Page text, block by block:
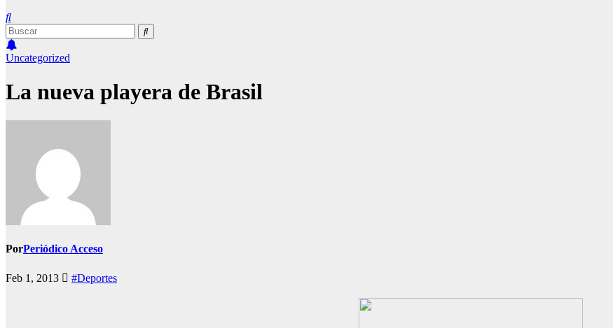
Uncategorized
La nueva playera de Brasil
PorPeriódico Acceso
Feb 1, 2013 #Deportes